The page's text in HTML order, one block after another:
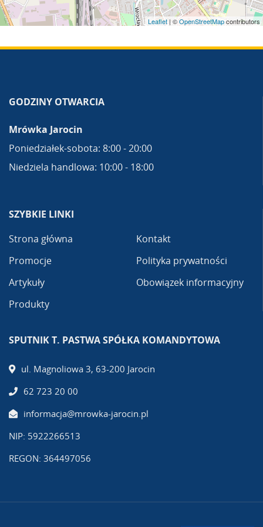
Leaflet| ©OpenStreetMapcontributors
GODZINY OTWARCIA
Mrówka Jarocin
Poniedziałek-sobota: 8:00 - 20:00
Niedziela handlowa: 10:00 - 18:00
SZYBKIE LINKI
Strona główna
Promocje
Artykuły
Produkty
Kontakt
Polityka prywatności
Obowiązek informacyjny
SPUTNIK T. PASTWA SPÓŁKA KOMANDYTOWA
ul. Magnoliowa 3, 63-200 Jarocin
62 723 20 00
informacja@mrowka-jarocin.pl
NIP: 5922266513
REGON: 364497056